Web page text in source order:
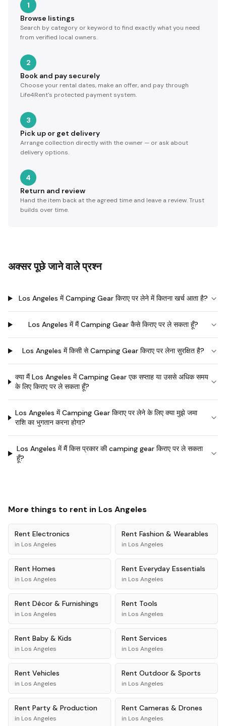
1
Browse listings
Search by category or keyword to find exactly what you need
from verified local owners.
2
Book and pay securely
Choose your rental dates, make an offer, and pay through
Life4Rent's protected payment system.
3
Pick up or get delivery
Arrange collection directly with the owner — or ask about
delivery options.
4
Return and review
Hand the item back at the agreed time and leave a review. Trust
builds over time.
अक्सर पूछे जाने वाले प्रश्न
Los Angeles में Camping Gear किराए पर लेने में कितना खर्च आता है?
Los Angeles में मैं Camping Gear कैसे किराए पर ले सकता हूँ?
Los Angeles में किसी से Camping Gear किराए पर लेना सुरक्षित है?
क्या मैं Los Angeles में Camping Gear एक सप्ताह या उससे अधिक समय
के लिए किराए पर ले सकता हूँ?
Los Angeles में Camping Gear किराए पर लेने के लिए क्या मुझे जमा
राशि का भुगतान करना होगा?
Los Angeles में मैं किस प्रकार की camping gear किराए पर ले सकता
हूँ?
More things to rent in Los Angeles
Rent Electronics
in Los Angeles
Rent Fashion & Wearables
in Los Angeles
Rent Homes
in Los Angeles
Rent Everyday Essentials
in Los Angeles
Rent Décor & Furnishings
in Los Angeles
Rent Tools
in Los Angeles
Rent Baby & Kids
in Los Angeles
Rent Services
in Los Angeles
Rent Vehicles
in Los Angeles
Rent Outdoor & Sports
in Los Angeles
Rent Party & Production
in Los Angeles
Rent Cameras & Drones
in Los Angeles